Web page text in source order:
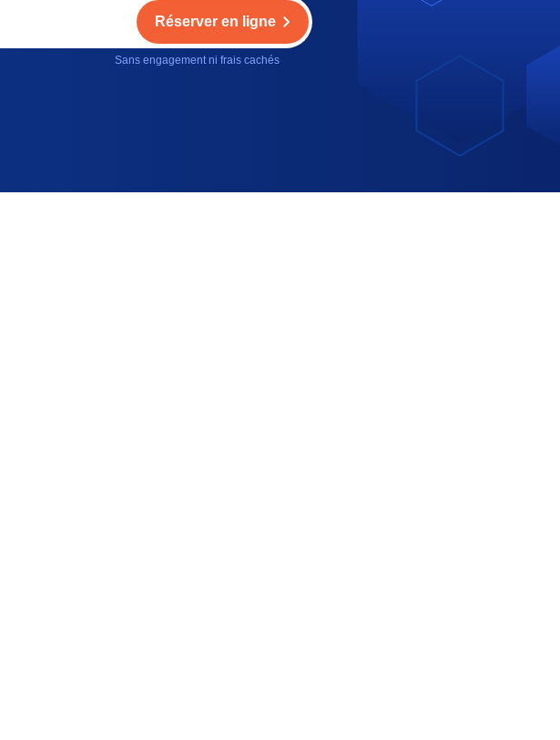
Réserver en ligne
Sans engagement ni frais cachés